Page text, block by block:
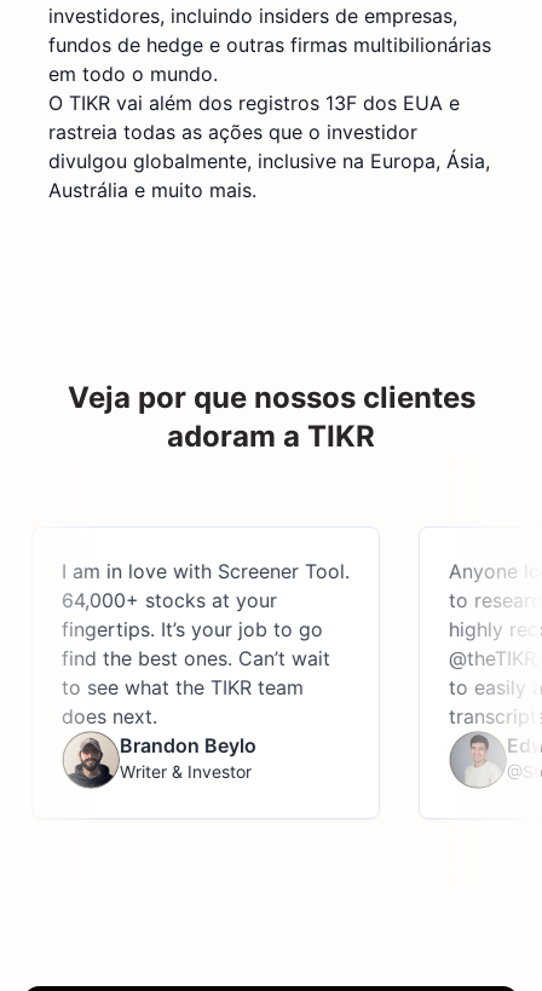
investidores, incluindo insiders de empresas,
fundos de hedge e outras firmas multibilionárias
em todo o mundo.
O TIKR vai além dos registros 13F dos EUA e
rastreia todas as ações que o investidor
divulgou globalmente, inclusive na Europa, Ásia,
Austrália e muito mais.
Veja por que nossos clientes
adoram a TIKR
I am in love with Screener Tool.
64,000+ stocks at your
fingertips. It’s your job to go
find the best ones. Can’t wait
to see what the TIKR team
does next.
Brandon Beylo
Writer & Investor
Anyone
to research
highly
@theTIKR,
to easily
transcripts,
Edwin